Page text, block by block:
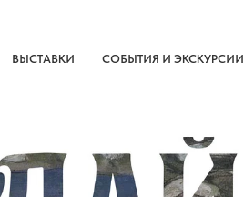
ВЫСТАВКИ СОБЫТИЯ И ЭКСКУРСИИ